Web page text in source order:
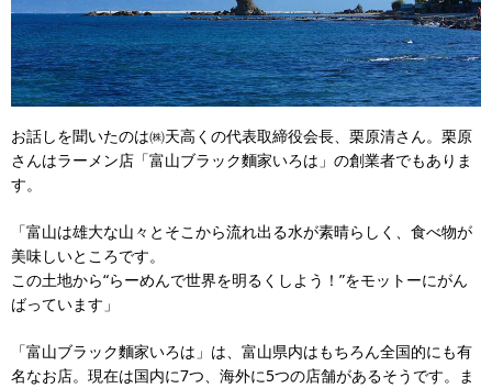
お話しを聞いたのは㈱天高くの代表取締役会長、栗原清さん。栗原
さんはラーメン店「富山ブラック麵家いろは」の創業者でもありま
す。
「富山は雄大な山々とそこから流れ出る水が素晴らしく、食べ物が
美味しいところです。
この土地から“らーめんで世界を明るくしよう！”をモットーにがん
ばっています」
「富山ブラック麵家いろは」は、富山県内はもちろん全国的にも有
名なお店。現在は国内に7つ、海外に5つの店舗があるそうです。ま